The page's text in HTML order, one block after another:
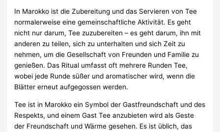
In Marokko ist die Zubereitung und das Servieren von Tee
normalerweise eine gemeinschaftliche Aktivität. Es geht
nicht nur darum, Tee zuzubereiten – es geht darum, ihn mit
anderen zu teilen, sich zu unterhalten und sich Zeit zu
nehmen, um die Gesellschaft von Freunden und Familie zu
genießen. Das Ritual umfasst oft mehrere Runden Tee,
wobei jede Runde süßer und aromatischer wird, wenn die
Blätter erneut aufgegossen werden.
Tee ist in Marokko ein Symbol der Gastfreundschaft und des
Respekts, und einem Gast Tee anzubieten wird als Geste
der Freundschaft und Wärme gesehen. Es ist üblich, das